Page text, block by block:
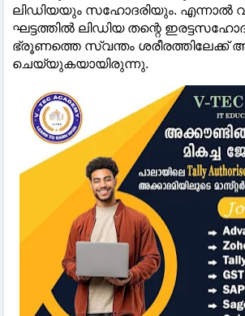
ലിഡിയയും സഹോദരിയും. എന്നാല്‍
ഘട്ടത്തില്‍ ലിഡിയ തന്റെ
ഭ്രൂണത്തെ സ്വന്തം ശരീരത്തിലേക്ക്
ചെയ്യുകയായിരുന്നു.